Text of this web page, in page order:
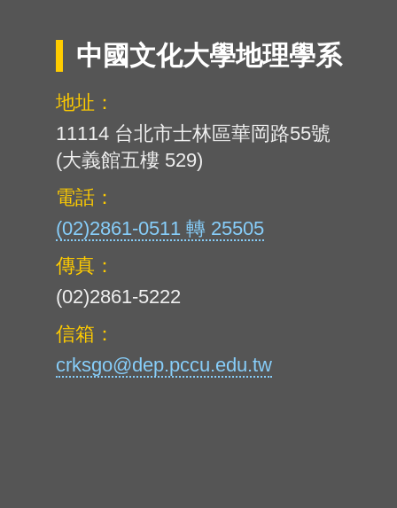
中國文化大學地理學系
地址：
11114 台北市士林區華岡路55號
(大義館五樓 529)
電話：
(02)2861-0511 轉 25505
傳真：
(02)2861-5222
信箱：
crksgo@dep.pccu.edu.tw